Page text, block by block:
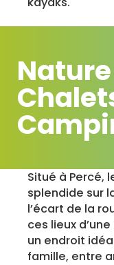
Situé à Percé,
splendide sur
l’écart de la
ces lieux
un endroit
famille, entre